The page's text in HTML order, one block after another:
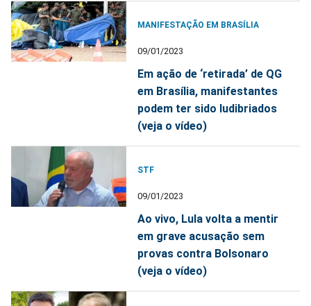
MANIFESTAÇÃO EM BRASÍLIA
09/01/2023
Em ação de ‘retirada’ de QG
em Brasília, manifestantes
podem ter sido ludibriados
(veja o vídeo)
STF
09/01/2023
Ao vivo, Lula volta a mentir
em grave acusação sem
provas contra Bolsonaro
(veja o vídeo)